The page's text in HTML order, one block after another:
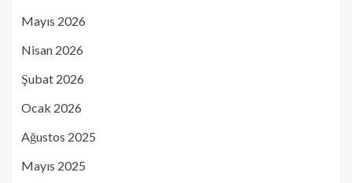
Mayıs 2026
Nisan 2026
Şubat 2026
Ocak 2026
Ağustos 2025
Mayıs 2025